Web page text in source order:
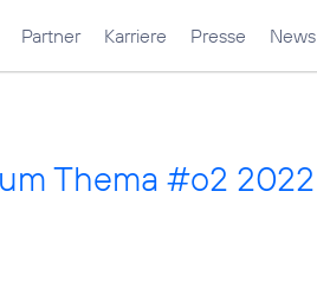
Partner Karriere Presse News
Thema #o2 2022